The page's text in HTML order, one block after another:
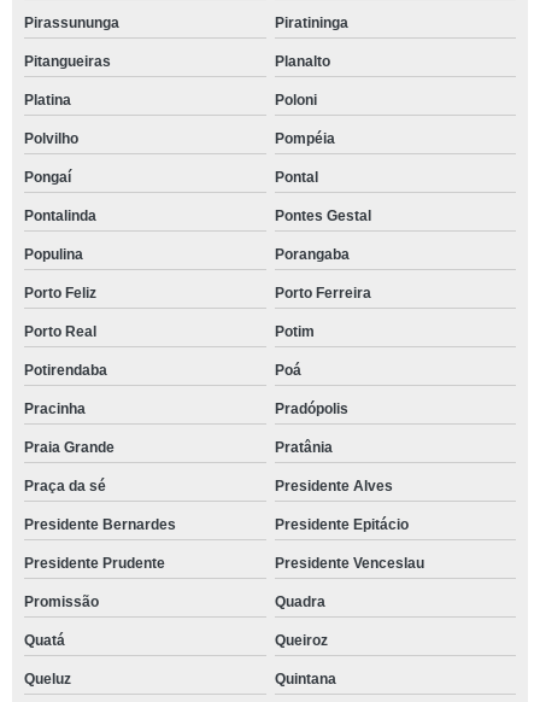
Pirassununga Piratininga
Pitangueiras Planalto
Platina Poloni
Polvilho Pompéia
Pongaí Pontal
Pontalinda Pontes Gestal
Populina Porangaba
Porto Feliz Porto Ferreira
Porto Real Potim
Potirendaba Poá
Pracinha Pradópolis
Praia Grande Pratânia
Praça da sé Presidente Alves
Presidente Bernardes Presidente Epitácio
Presidente Prudente Presidente Venceslau
Promissão Quadra
Quatá Queiroz
Queluz Quintana